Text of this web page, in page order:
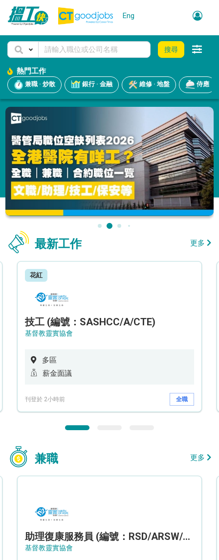
Eng
搜尋
熱門工作
兼職 · 炒散 銀行 · 金融 維修 · 地盤 侍應
最新工作 更多
花紅
技工 (編號：SASHCC/A/CTE)
基督教靈實協會
多區
薪金面議
刊登於 2小時前 全職
兼職 更多
助理復康服務員 (編號：RSD/ARSW/CTE)
基督教靈實協會